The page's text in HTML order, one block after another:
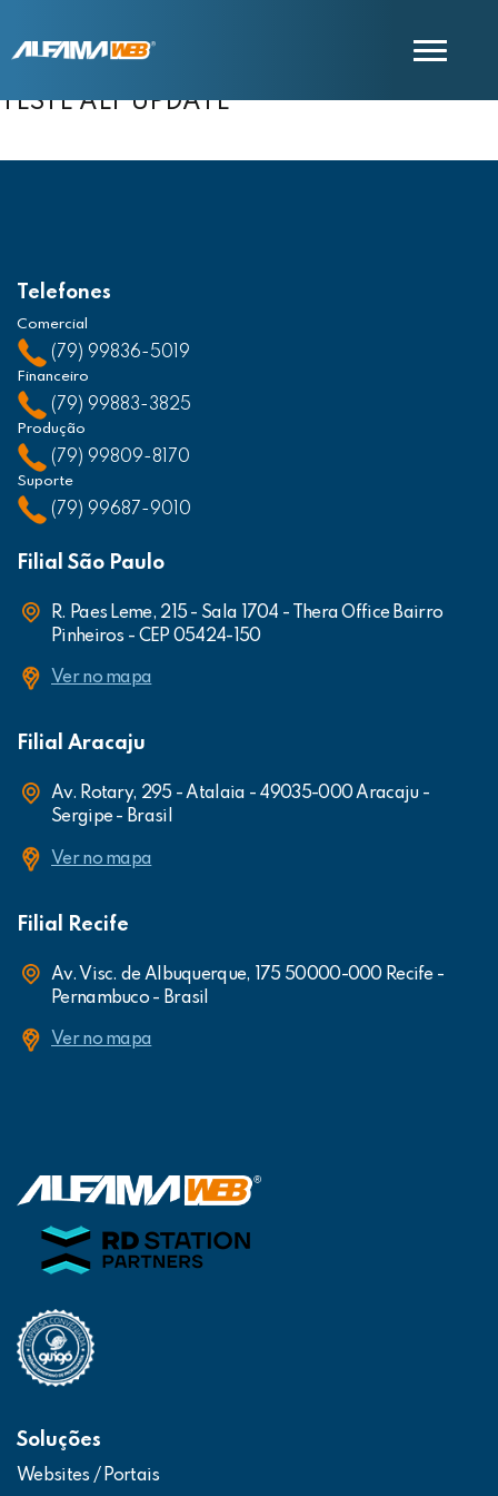
TESTE ALF UPDATE
Telefones
Comercial
(79) 99836-5019
Financeiro
(79) 99883-3825
Produção
(79) 99809-8170
Suporte
(79) 99687-9010
Filial São Paulo
R. Paes Leme, 215 - Sala 1704 - Thera Office Bairro
Pinheiros - CEP 05424-150
Ver no mapa
Filial Aracaju
Av. Rotary, 295 - Atalaia - 49035-000 Aracaju -
Sergipe - Brasil
Ver no mapa
Filial Recife
Av. Visc. de Albuquerque, 175 50000-000 Recife -
Pernambuco - Brasil
Ver no mapa
Soluções
Websites / Portais